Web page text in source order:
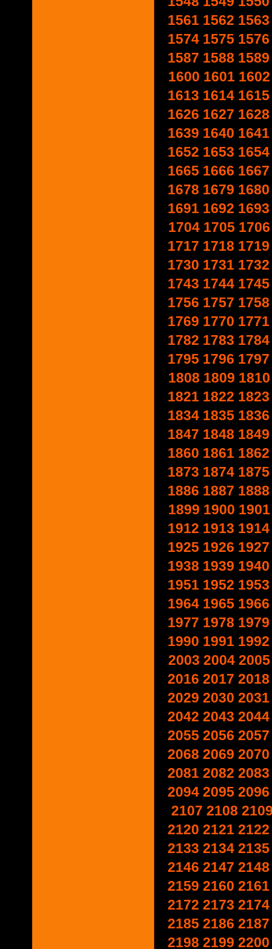
1561 1562 1563
1574 1575 1576
1587 1588 1589
1600 1601 1602
1613 1614 1615
1626 1627 1628
1639 1640 1641
1652 1653 1654
1665 1666 1667
1678 1679 1680
1691 1692 1693
1704 1705 1706
1717 1718 1719
1730 1731 1732
1743 1744 1745
1756 1757 1758
1769 1770 1771
1782 1783 1784
1795 1796 1797
1808 1809 1810
1821 1822 1823
1834 1835 1836
1847 1848 1849
1860 1861 1862
1873 1874 1875
1886 1887 1888
1899 1900 1901
1912 1913 1914
1925 1926 1927
1938 1939 1940
1951 1952 1953
1964 1965 1966
1977 1978 1979
1990 1991 1992
2003 2004 2005
2016 2017 2018
2029 2030 2031
2042 2043 2044
2055 2056 2057
2068 2069 2070
2081 2082 2083
2094 2095 2096
2107 2108
2120 2121 2122
2133 2134 2135
2146 2147 2148
2159 2160 2161
2172 2173 2174
2185 2186 2187
2198 2199 2200